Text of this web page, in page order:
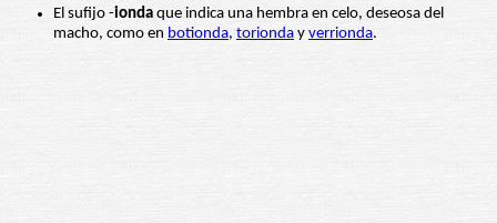
El sufijo -ionda que indica una hembra en celo, deseosa del
macho, como en botionda, torionda y verrionda.